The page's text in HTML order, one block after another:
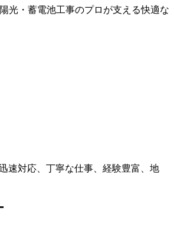
光・蓄電池工事のプロが支える快適な
速対応、丁寧な仕事、経験豊富、地